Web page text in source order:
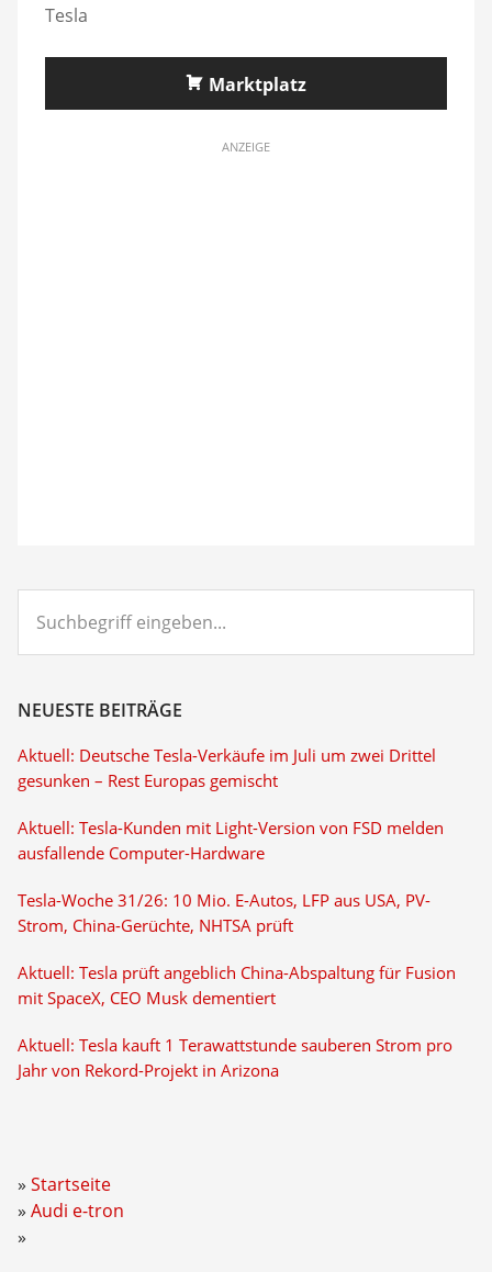
Tesla
Marktplatz
ANZEIGE
eingeben...
NEUESTE BEITRÄGE
Aktuell: Deutsche Tesla-Verkäufe im Juli um zwei Drittel
gesunken – Rest Europas gemischt
Aktuell: Tesla-Kunden mit Light-Version von FSD melden
ausfallende Computer-Hardware
Tesla-Woche 31/26: 10 Mio. E-Autos, LFP aus USA, PV-
Strom, China-Gerüchte, NHTSA prüft
Aktuell: Tesla prüft angeblich China-Abspaltung für Fusion
mit SpaceX, CEO Musk dementiert
Aktuell: Tesla kauft 1 Terawattstunde sauberen Strom pro
Jahr von Rekord-Projekt in Arizona
Startseite
Audi e-tron